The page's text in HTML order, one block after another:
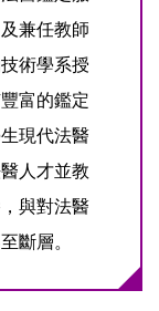
兼任教師
術學系授
富的鑑定
現代法醫
人才並教
與對法醫
斷層。